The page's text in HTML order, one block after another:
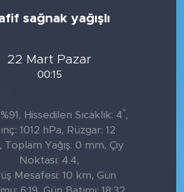
sağnak yağışlı
22 Mart Pazar
00:15
Hissedilen Sıcaklık: 4°,
1012 hPa, Rüzgar: 12
Toplam Yağış: 0 mm, Çiy
Noktası: 4.4,
Mesafesi: 10 km, Gün